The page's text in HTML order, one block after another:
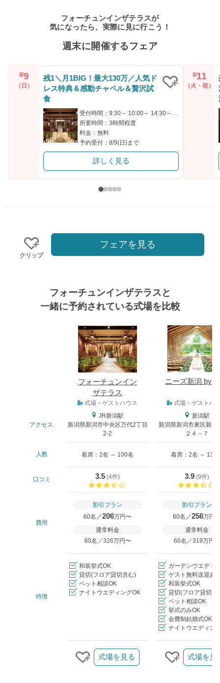
フォーチュンインザテラスが
気になったら、実際に見に行こう！
週末に開催するフェア
8/9
（日）
残1＼月1BIG！最大130万／人気ド
レス特典＆感動チャペル＆贅沢試
食
所要時間：3時間程度
料金：無料
予約受付：8/9(日)まで
詳しく見る
8/11
（火・祝）
クリップ
フェアを見る
フォーチュンインザテラスと
一緒に予約されている式場を比較
フォーチュンイン
ザテラス
ニーズ新潟 by
式場・ゲストハウス 式場・ゲストハ
アクセス
JR新潟駅
新潟県新潟市中央区万代2丁目
2-2
新潟駅
新潟県新潟市東区新松
２４－７
人数 着席：2名 ～ 100名 着席：2名 ～ 130
口コミ 3.5 (4件)
3.9 (9件)
費用
割引プラン
60名／206万円〜
通常料金
60名／326万円〜
割引プラン
60名／256万円
通常料金
60名／319万円〜
特徴
和装挙式OK
貸切(フロア貸切含む)
ペット相談OK
ナイトウエディングOK
ガーデンウエディ
ゲスト無料送迎あ
和装挙式OK
貸切(フロア貸切含
ペット相談OK
挙式のみOK
会費制結婚式OK
ナイトウエディン
クリップする
式場を見る
クリップす
式場を見